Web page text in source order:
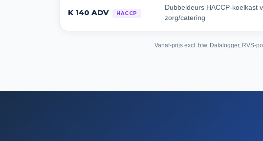
K 140 ADV HACCP
Dubbeldeurs HACCP-koelkast
zorg/catering
Vanaf-prijs excl. btw. Datalogger, RVS-